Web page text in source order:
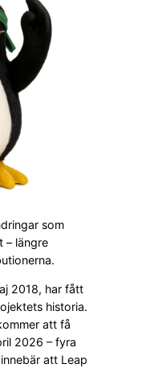
som
– längre
2018, har fått
historia.
att få
2026 – fyra
att Leap